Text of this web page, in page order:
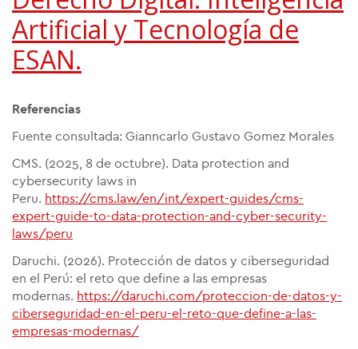
Artificial y Tecnología de
ESAN.
Referencias
Fuente consultada: Gianncarlo Gustavo Gomez Morales
CMS. (2025, 8 de octubre). Data protection and
cybersecurity laws in
Peru. https://cms.law/en/int/expert-guides/cms-
expert-guide-to-data-protection-and-cyber-security-
laws/peru
Daruchi. (2026). Protección de datos y ciberseguridad
en el Perú: el reto que define a las empresas
modernas. https://daruchi.com/proteccion-de-datos-y-
ciberseguridad-en-el-peru-el-reto-que-define-a-las-
empresas-modernas/